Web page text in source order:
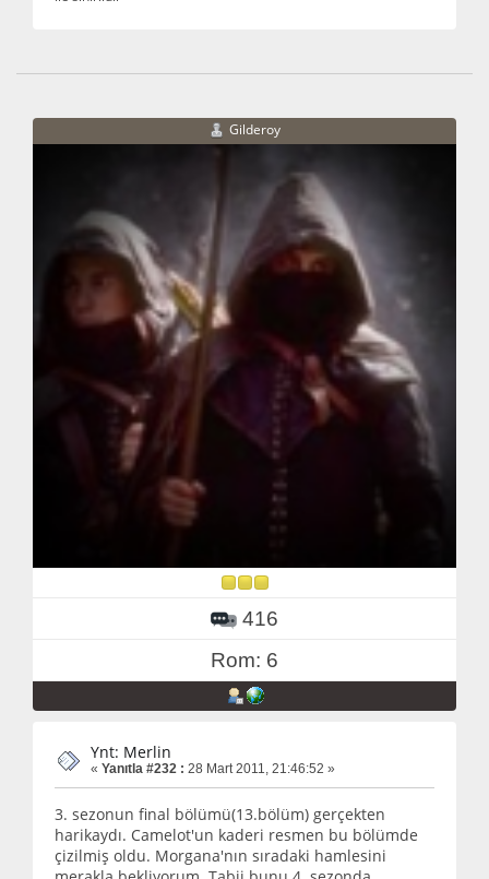
Gilderoy
416
Rom: 6
Ynt: Merlin
« Yanıtla #232 : 28 Mart 2011, 21:46:52 »
3. sezonun final bölümü(13.bölüm) gerçekten
harikaydı. Camelot'un kaderi resmen bu bölümde
çizilmiş oldu. Morgana'nın sıradaki hamlesini